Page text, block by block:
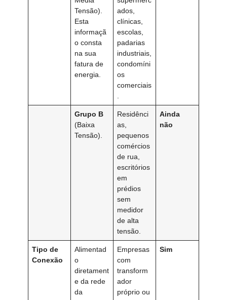
Tensão).
Esta
informaçã
o consta
na sua
fatura de
energia.
ados,
clínicas,
escolas,
padarias
industriais,
condomíni
os
comerciais
.
Grupo B
(Baixa
Tensão).
Residênci
as,
pequenos
comércios
de rua,
escritórios
em
prédios
sem
medidor
de alta
tensão.
Ainda
não
Tipo de
Conexão
Alimentad
o
diretament
e da rede
da
Empresas
com
transform
ador
próprio ou
Sim